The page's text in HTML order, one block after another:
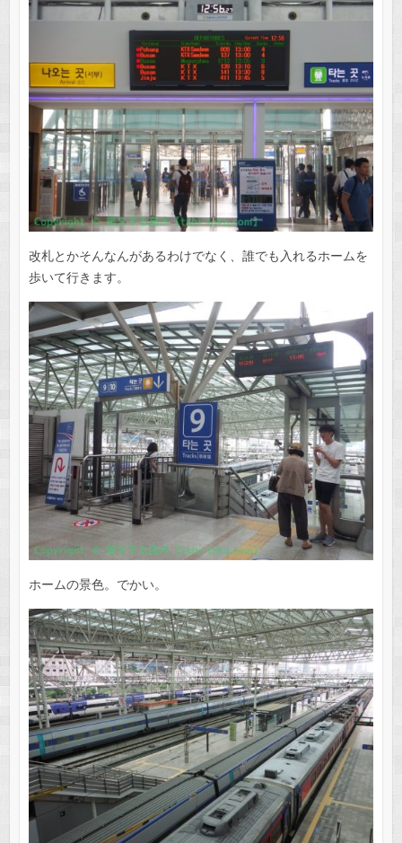
改札とかそんなんがあるわけでなく、誰でも入れるホームを
歩いて行きます。
ホームの景色。でかい。